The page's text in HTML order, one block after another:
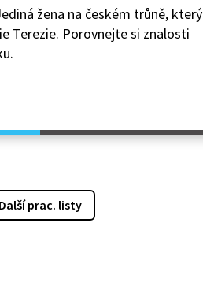
žena na českém trůně, který
Terezie. Porovnejte si znalosti
Další prac. listy